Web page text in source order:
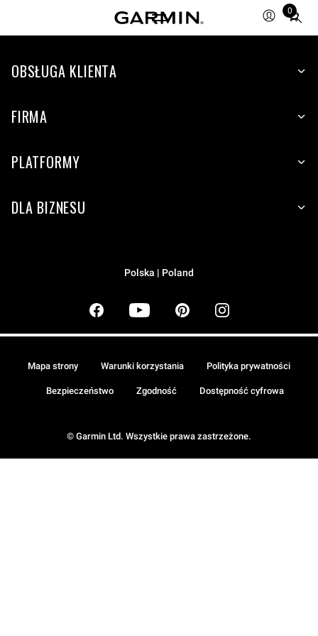
0
Total
items
cart:
OBSŁUGA KLIENTA
FIRMA
PLATFORMY
DLA BIZNESU
Polska | Poland
© Garmin Ltd. Wszystkie prawa zastrzeżone.
Mapa strony Warunki korzystania Polityka prywatności
Bezpieczeństwo Zgodność Dostępność cyfrowa